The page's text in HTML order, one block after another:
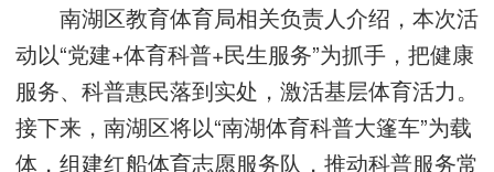
南湖区教育体育局相关负责人介绍，本次活
动以“党建+体育科普+民生服务”为抓手，把健康
服务、科普惠民落到实处，激活基层体育活力。
接下来，南湖区将以“南湖体育科普大篷车”为载
体，组建红船体育志愿服务队，推动科普服务常